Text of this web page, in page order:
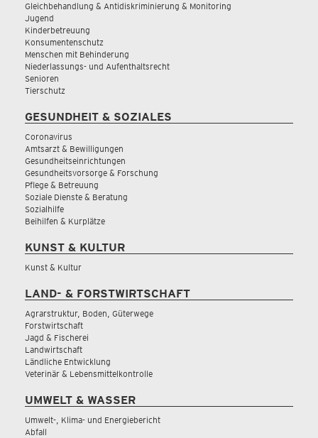
Gleichbehandlung & Antidiskriminierung & Monitoring
Jugend
Kinderbetreuung
Konsumentenschutz
Menschen mit Behinderung
Niederlassungs- und Aufenthaltsrecht
Senioren
Tierschutz
GESUNDHEIT & SOZIALES
Coronavirus
Amtsarzt & Bewilligungen
Gesundheitseinrichtungen
Gesundheitsvorsorge & Forschung
Pflege & Betreuung
Soziale Dienste & Beratung
Sozialhilfe
Beihilfen & Kurplätze
KUNST & KULTUR
Kunst & Kultur
LAND- & FORSTWIRTSCHAFT
Agrarstruktur, Boden, Güterwege
Forstwirtschaft
Jagd & Fischerei
Landwirtschaft
Ländliche Entwicklung
Veterinär & Lebensmittelkontrolle
UMWELT & WASSER
Umwelt-, Klima- und Energiebericht
Abfall